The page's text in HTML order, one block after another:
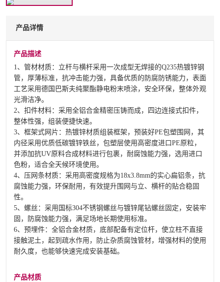
产品详情
产品描述
1、管材材质：立杆与横杆采用一次成型无焊接的Q235热镀锌钢
管，厚薄标准，抗冲击能力强，具备优质的防腐防锈能力，表面
工艺采用德国巴斯夫纯聚酯静电粉末喷涂，安全环保，整体外观
光滑洁净。
2、扣件材料：采用全铝合金精密压铸而成，四边连接式扣件，
整体性强，组装便捷快速。
3、框架式网片：热镀锌材质组装框架，预装好PE包塑围网，其
内径采用优质低碳镀锌铁丝，包塑层使用高密度进口PE原粒，
并添加抗UV原料合成材料进行包裹，耐腐蚀能力强，选用进口
色粉，适合全天候环境使用。
4、压网条材质：采用高密度规格为18x3.8mm的实心扁铝条，抗
腐蚀能力强，环保耐用，有效提升围网与立、横杆的贴合稳固
性。
5、螺丝：采用国标304不锈钢螺丝与镀锌尾钻螺丝固定，安装牢
固，防腐蚀能力强，满足场地长期使用标准。
6、预埋件：全铝合金材质，底部配备有定位杆，使立柱不直接
接触泥土，起到疏水作用，防止杂质腐蚀管材，增强材料的使用
耐久度，也能够快速完成安装基础。
产品材质